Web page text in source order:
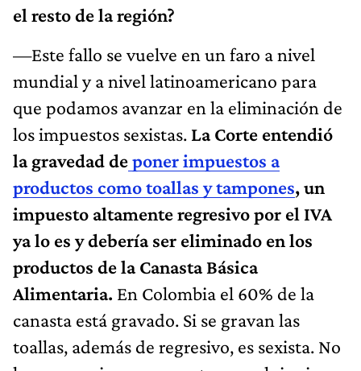
el resto de la región?
—Este fallo se vuelve en un faro a nivel
mundial y a nivel latinoamericano para
que podamos avanzar en la eliminación de
los impuestos sexistas. La Corte entendió
la gravedad deponer impuestos a
productos como toallas y tampones, un
impuesto altamente regresivo por el IVA
ya lo es y debería ser eliminado en los
productos de la Canasta Básica
Alimentaria. En Colombia el 60% de la
canasta está gravado. Si se gravan las
toallas, además de regresivo, es sexista. No